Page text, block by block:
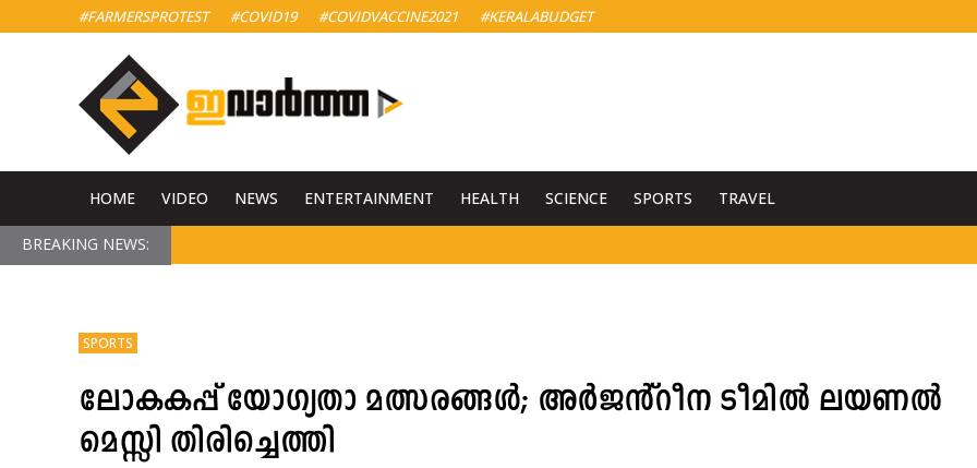
#FARMERSPROTEST #COVID19 #COVIDVACCINE2021 #KERALABUDGET
HOME VIDEO NEWS ENTERTAINMENT HEALTH SCIENCE SPORTS TRAVEL
BREAKING NEWS:
SPORTS
ലോകകപ്പ് യോഗ്യതാ മത്സരങ്ങൾ; അർജൻ്റീന ടീമിൽ ലയണൽ
മെസ്സി തിരിച്ചെത്തി